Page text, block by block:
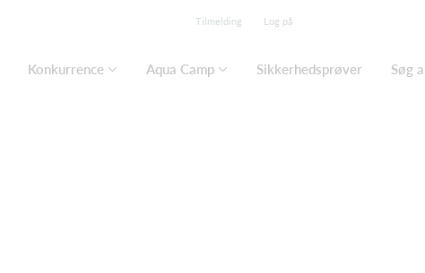
Tilmelding Log på
Konkurrence Aqua Camp Sikkerhedsprøver Søg